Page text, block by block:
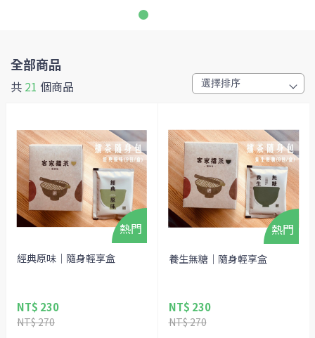
全部商品
共 21 個商品
經典原味｜隨身輕享盒
NT$ 230
NT$ 270
養生無糖｜隨身輕享盒
NT$ 230
NT$ 270